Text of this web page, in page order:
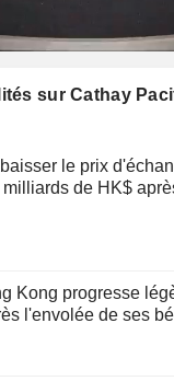
sur Cathay
le prix
de HK$
Kong progresse
l'envolée de ses